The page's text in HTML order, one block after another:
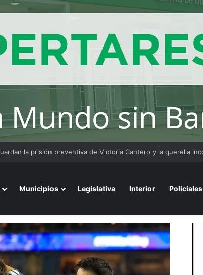
Municipios Legislativa Interior Policiales